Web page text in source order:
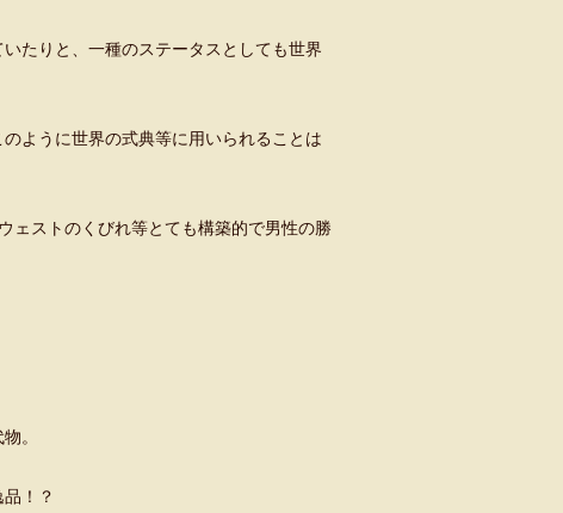
たりと、一種のステータスとしても世界
ように世界の式典等に用いられることは
ェストのくびれ等とても構築的で男性の勝
。
！？